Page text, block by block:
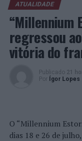
explica.
O ATL “Uma
sexta-feira, das
realizadas
TÓPICOS
LAMEGO
VERÃO
ATUALIDADE
“Millennium
regressou
vitória do
Publicado 21
Por
Ígor Lopes
O “Millennium
dias 18 e 26 de